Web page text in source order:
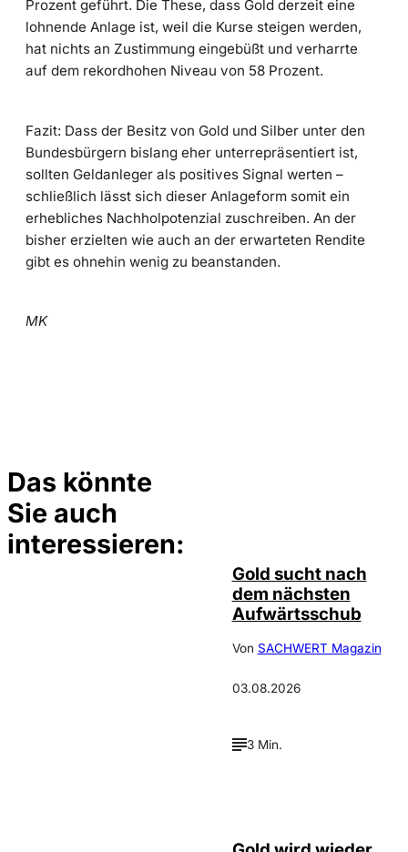
Prozent geführt. Die These, dass Gold derzeit eine
lohnende Anlage ist, weil die Kurse steigen werden,
hat nichts an Zustimmung eingebüßt und verharrte
auf dem rekordhohen Niveau von 58 Prozent.
Fazit: Dass der Besitz von Gold und Silber unter den
Bundesbürgern bislang eher unterrepräsentiert ist,
sollten Geldanleger als positives Signal werten –
schließlich lässt sich dieser Anlageform somit ein
erhebliches Nachholpotenzial zuschreiben. An der
bisher erzielten wie auch an der erwarteten Rendite
gibt es ohnehin wenig zu beanstanden.
MK
Das könnte
Sie auch
interessieren:
Gold sucht nach
dem nächsten
Aufwärtsschub
Von SACHWERT Magazin
03.08.2026
3 Min.